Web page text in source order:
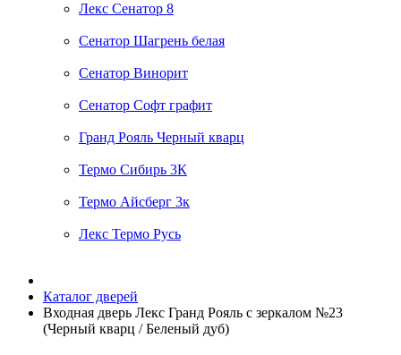
Лекс Сенатор 8
Сенатор Шагрень белая
Сенатор Винорит
Сенатор Софт графит
Гранд Рояль Черный кварц
Термо Сибирь 3К
Термо Айсберг 3к
Лекс Термо Русь
Каталог дверей
Входная дверь Лекс Гранд Рояль с зеркалом №23
(Черный кварц / Беленый дуб)